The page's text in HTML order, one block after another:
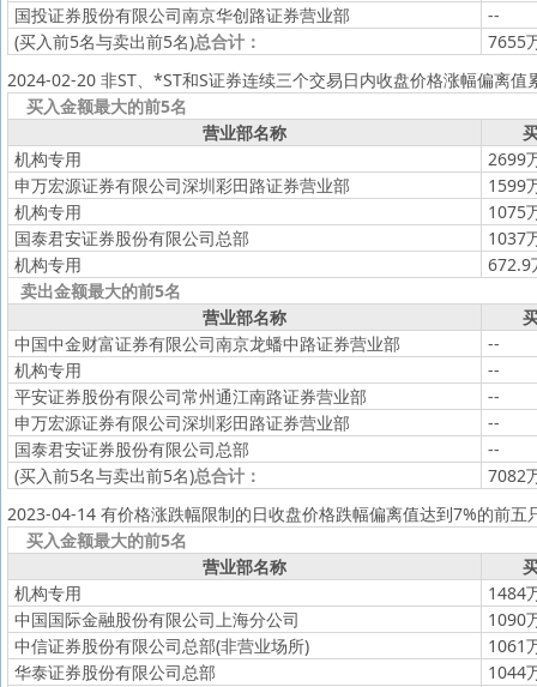
国投证券股份有限公司南京华创路证券营业部
--
(买入前5名与卖出前5名)总合计：
7655
2024-02-20 非ST、*ST和S证券连续三个交易日内收盘价格涨幅偏离值
买入金额最大的前5名
营业部名称
机构专用
2699
申万宏源证券有限公司深圳彩田路证券营业部
1599
机构专用
1075
国泰君安证券股份有限公司总部
1037
机构专用
672.9
卖出金额最大的前5名
营业部名称
中国中金财富证券有限公司南京龙蟠中路证券营业部
--
机构专用
--
平安证券股份有限公司常州通江南路证券营业部
--
申万宏源证券有限公司深圳彩田路证券营业部
--
国泰君安证券股份有限公司总部
--
(买入前5名与卖出前5名)总合计：
7082
2023-04-14 有价格涨跌幅限制的日收盘价格跌幅偏离值达到7%的前五
买入金额最大的前5名
营业部名称
机构专用
1484
中国国际金融股份有限公司上海分公司
1090
中信证券股份有限公司总部(非营业场所)
1061
华泰证券股份有限公司总部
1044